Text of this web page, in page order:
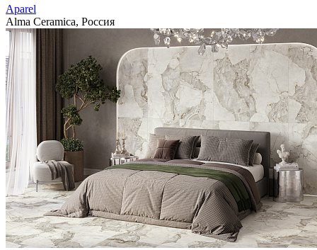
Aparel
Alma Ceramica, Россия